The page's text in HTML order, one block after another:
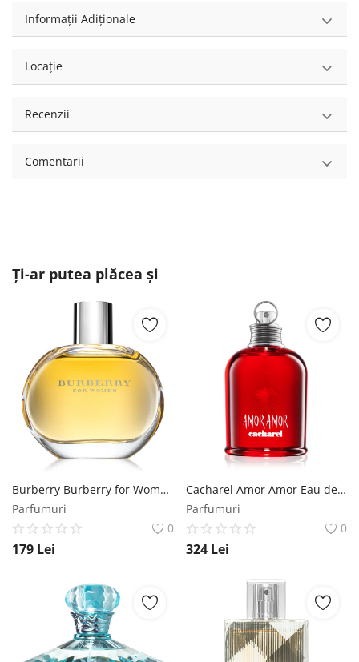
Informații Adiționale
Locație
Recenzii
Comentarii
Ți-ar putea plăcea și
Burberry Burberry for Women Eau de Parfum pentru femei 100 ml Burberry
Parfumuri
0
179 Lei
Cacharel Amor Amor Eau de Toilette pentru femei 100 ml Cacharel
Parfumuri
0
324 Lei